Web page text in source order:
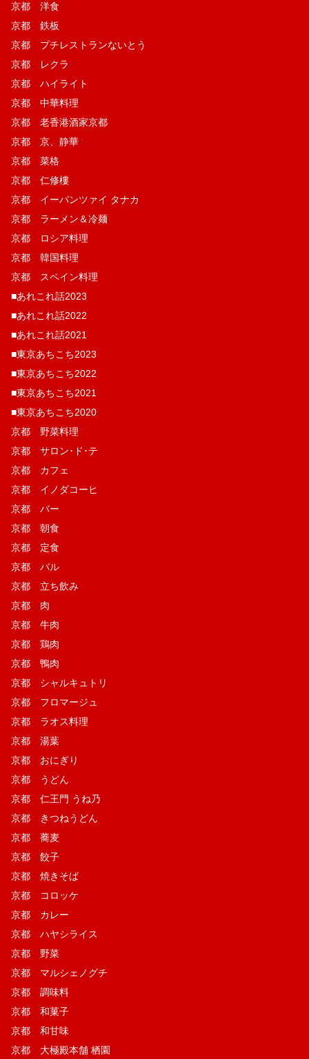
京都 洋食
京都 鉄板
京都 プチレストランないとう
京都 レクラ
京都 ハイライト
京都 中華料理
京都 老香港酒家京都
京都 京、静華
京都 菜格
京都 仁修樓
京都 イーパンツァイ タナカ
京都 ラーメン＆冷麺
京都 ロシア料理
京都 韓国料理
京都 スペイン料理
■あれこれ話2023
■あれこれ話2022
■あれこれ話2021
■東京あちこち2023
■東京あちこち2022
■東京あちこち2021
■東京あちこち2020
京都 野菜料理
京都 サロン･ド･テ
京都 カフェ
京都 イノダコーヒ
京都 バー
京都 朝食
京都 定食
京都 バル
京都 立ち飲み
京都 肉
京都 牛肉
京都 鶏肉
京都 鴨肉
京都 シャルキュトリ
京都 フロマージュ
京都 ラオス料理
京都 湯葉
京都 おにぎり
京都 うどん
京都 仁王門 うね乃
京都 きつねうどん
京都 蕎麦
京都 餃子
京都 焼きそば
京都 コロッケ
京都 カレー
京都 ハヤシライス
京都 野菜
京都 マルシェノグチ
京都 調味料
京都 和菓子
京都 和甘味
京都 大極殿本舗 栖園